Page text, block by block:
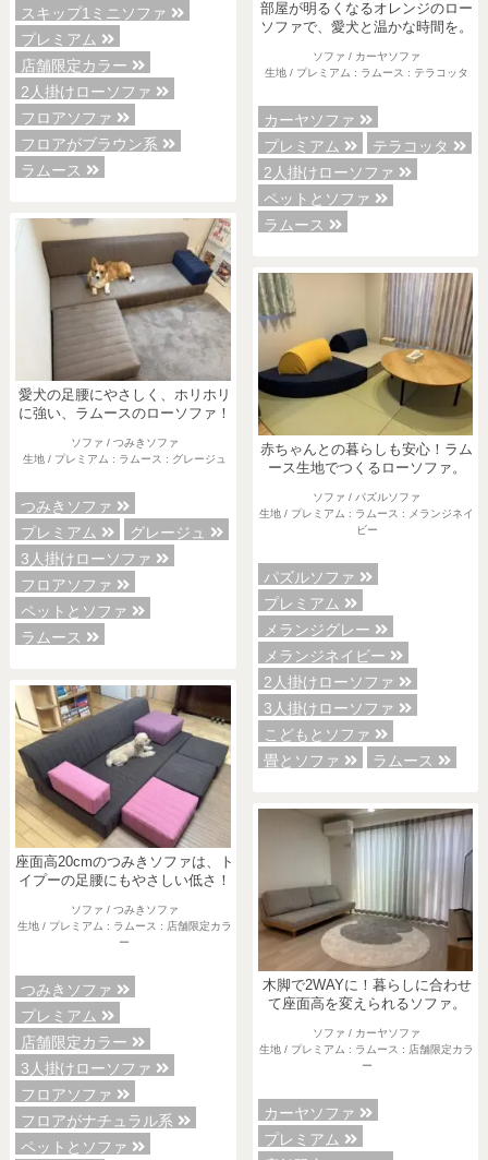
スキップ1ミニソファ
プレミアム
店舗限定カラー
2人掛けローソファ
フロアソファ
フロアがブラウン系
ラムース
愛犬の足腰にやさしく、ホリホリ
に強い、ラムースのローソファ！
ソファ / つみきソファ
生地 / プレミアム : ラムース : グレージュ
つみきソファ
プレミアム
グレージュ
3人掛けローソファ
フロアソファ
ペットとソファ
ラムース
座面高20cmのつみきソファは、ト
イプーの足腰にもやさしい低さ！
ソファ / つみきソファ
生地 / プレミアム : ラムース : 店舗限定カラ
ー
つみきソファ
プレミアム
店舗限定カラー
3人掛けローソファ
フロアソファ
フロアがナチュラル系
ペットとソファ
部屋が明るくなるオレンジのロー
ソファで、愛犬と温かな時間を。
ソファ / カーヤソファ
生地 / プレミアム : ラムース : テラコッタ
カーヤソファ
プレミアム
テラコッタ
2人掛けローソファ
ペットとソファ
ラムース
赤ちゃんとの暮らしも安心！ラム
ース生地でつくるローソファ。
ソファ / パズルソファ
生地 / プレミアム : ラムース : メランジネイ
ビー
パズルソファ
プレミアム
メランジグレー
メランジネイビー
2人掛けローソファ
3人掛けローソファ
こどもとソファ
畳とソファ
ラムース
木脚で2WAYに！暮らしに合わせ
て座面高を変えられるソファ。
ソファ / カーヤソファ
生地 / プレミアム : ラムース : 店舗限定カラ
ー
カーヤソファ
プレミアム